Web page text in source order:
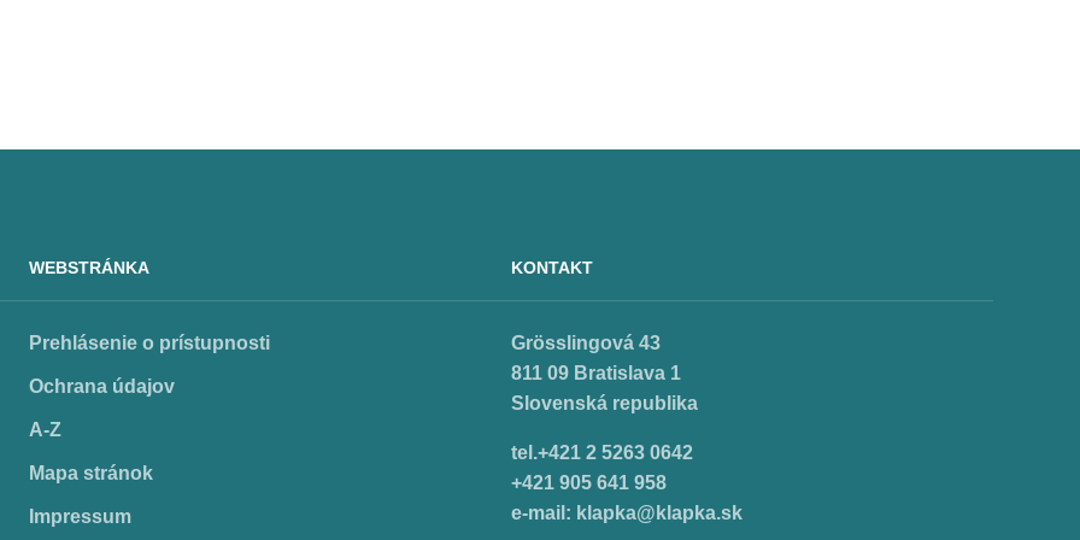
WEBSTRÁNKA
Prehlásenie o prístupnosti
Ochrana údajov
A-Z
Mapa stránok
Impressum
KONTAKT
Grösslingová 43
811 09 Bratislava 1
Slovenská republika
tel.+421 2 5263 0642
+421 905 641 958
e-mail: klapka@klapka.sk